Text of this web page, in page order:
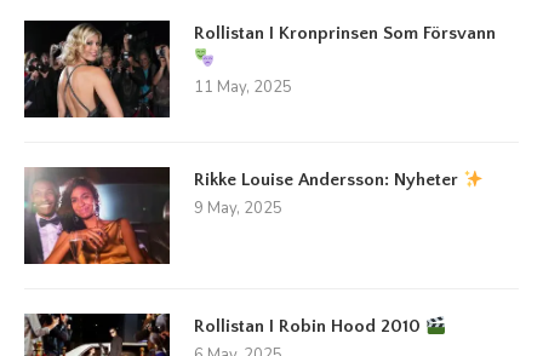
Rollistan I Kronprinsen Som Försvann
11 May, 2025
Rikke Louise Andersson: Nyheter
9 May, 2025
Rollistan I Robin Hood 2010